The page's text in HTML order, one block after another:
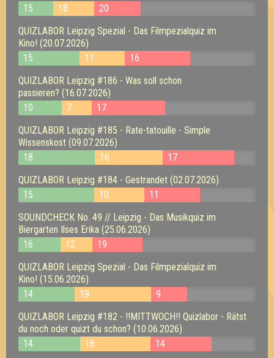
15
18
20
QUIZLABOR Leipzig Spezial - Das Filmpezialquiz im
Kino! (20.07.2026)
15
11
16
QUIZLABOR Leipzig #186 - Was soll schon
passieren? (16.07.2026)
10
7
17
QUIZLABOR Leipzig #185 - Rate-tatouille - Simple
Wissenskost (09.07.2026)
18
16
17
QUIZLABOR Leipzig #184 - Gestrandet (02.07.2026)
15
10
11
SOUNDCHECK No. 49 // Leipzig - Das Musikquiz im
Biergarten Ilses Erika (25.06.2026)
16
12
19
QUIZLABOR Leipzig Spezial - Das Filmpezialquiz im
Kino! (15.06.2026)
14
19
9
QUIZLABOR Leipzig #182 - !!MITTWOCH!! Quizlabor - Rätst
du noch oder quizt du schon? (10.06.2026)
14
16
14